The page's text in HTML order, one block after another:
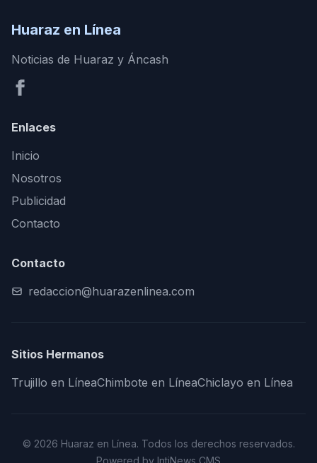
Huaraz en Línea
Noticias de Huaraz y Áncash
Enlaces
Inicio
Nosotros
Publicidad
Contacto
Contacto
redaccion@huarazenlinea.com
Sitios Hermanos
Trujillo en LíneaChimbote en LíneaChiclayo en Línea
© 2026 Huaraz en Línea. Todos los derechos reservados.